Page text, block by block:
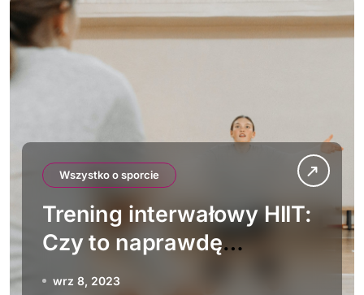
Wszystko o sporcie
Trening interwałowy HIIT:
Czy to naprawdę
skuteczna forma
wrz 8, 2023